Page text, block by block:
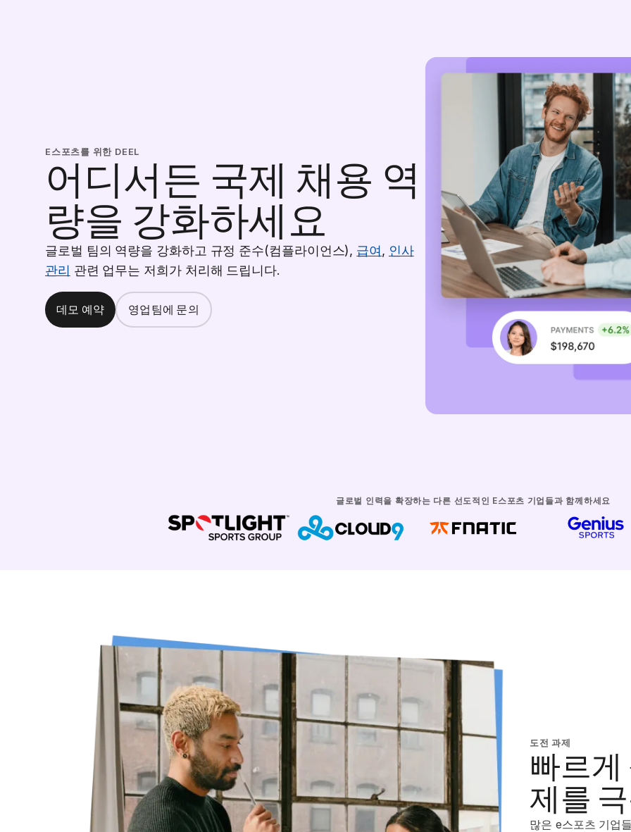
E스포츠를 위한 DEEL
어디서든 국제 채용 역
량을 강화하세요
글로벌 팀의 역량을 강화하고 규정 준수(컴플라이언스), 급여, 인사
관리 관련 업무는 저희가 처리해 드립니다.
데모 예약 영업팀에 문의
글로벌 인력을 확장하는 다른 선도적인 E스포츠 기업들과 함께하세요
도전 과제
빠르게
제를
많은 e스포츠 기업